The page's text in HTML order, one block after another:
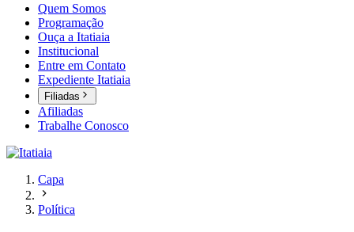
Quem Somos
Programação
Ouça a Itatiaia
Institucional
Entre em Contato
Expediente Itatiaia
Filiadas
Afiliadas
Trabalhe Conosco
Capa
Política